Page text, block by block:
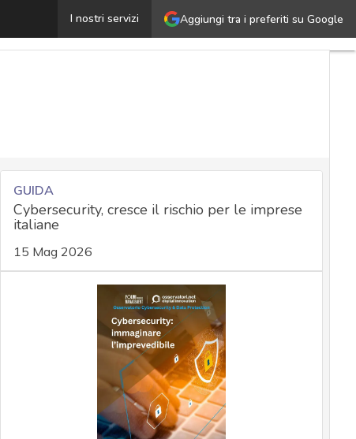
Aggiungi tra i preferiti su Google
I nostri servizi
Print security, sfida cruciale per le aziende moderne:
GUIDA
Cybersecurity, cresce il rischio per le imprese
italiane
15 Mag 2026